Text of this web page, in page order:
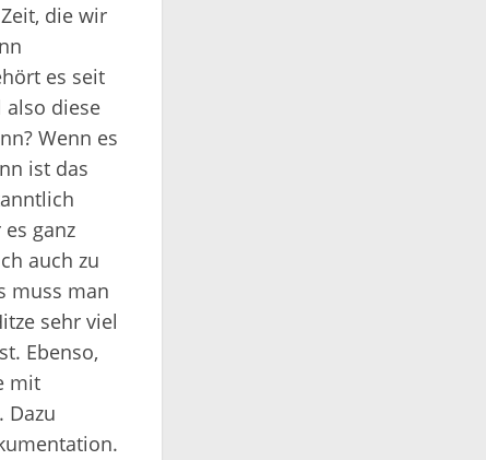
die wir
es seit
also diese
Wenn es
ist das
ganz
auch zu
muss man
sehr viel
Ebenso,
mit
Dazu